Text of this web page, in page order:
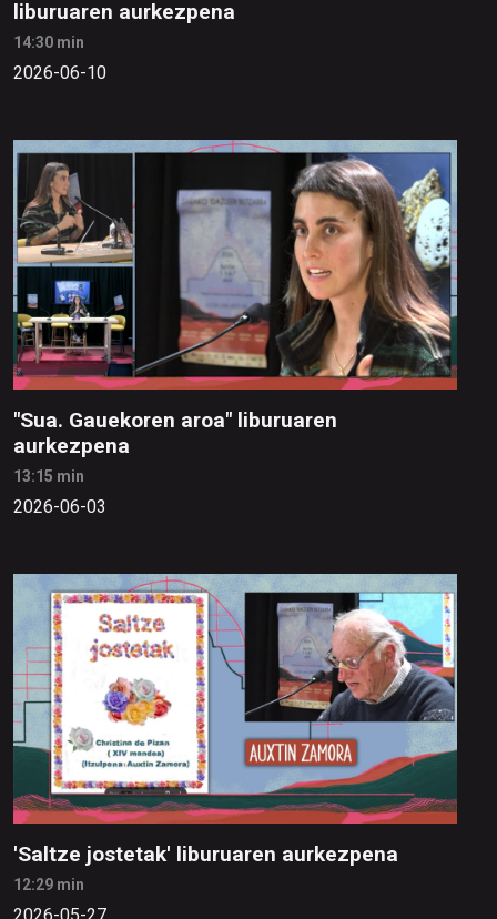
liburuaren aurkezpena
14:30 min
2026-06-10
"Sua. Gauekoren aroa" liburuaren
aurkezpena
13:15 min
2026-06-03
'Saltze jostetak' liburuaren aurkezpena
12:29 min